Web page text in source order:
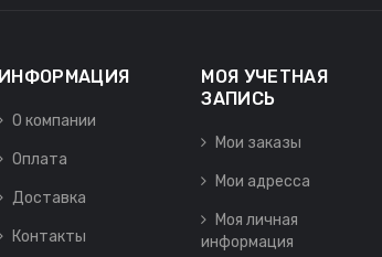
ИНФОРМАЦИЯ
О компании
Оплата
Доставка
Контакты
МОЯ УЧЕТНАЯ
ЗАПИСЬ
Мои заказы
Мои адресса
Моя личная
информация